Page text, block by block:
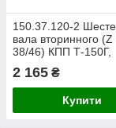
150.37.120-2
вала вторинного (Z
38/46) КПП Т-150Г,
Т-150К, ХТЗ-
2 165 ₴
Купити